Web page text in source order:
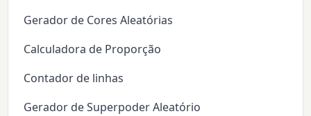
Gerador de Cores Aleatórias
Calculadora de Proporção
Contador de linhas
Gerador de Superpoder Aleatório